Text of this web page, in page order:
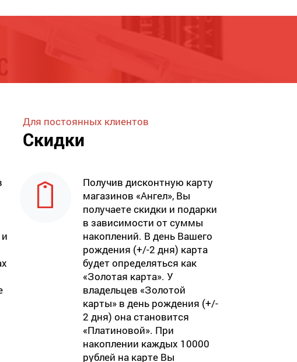
Для постоянных клиентов
Скидки
Получив дисконтную карту
магазинов «Ангел», Вы
получаете скидки и подарки
в зависимости от суммы
накоплений. В день Вашего
рождения (+/-2 дня) карта
будет определяться как
«Золотая карта». У
владельцев «Золотой
карты» в день рождения (+/-
2 дня) она становится
«Платиновой». При
накоплении каждых 10000
рублей на карте Вы